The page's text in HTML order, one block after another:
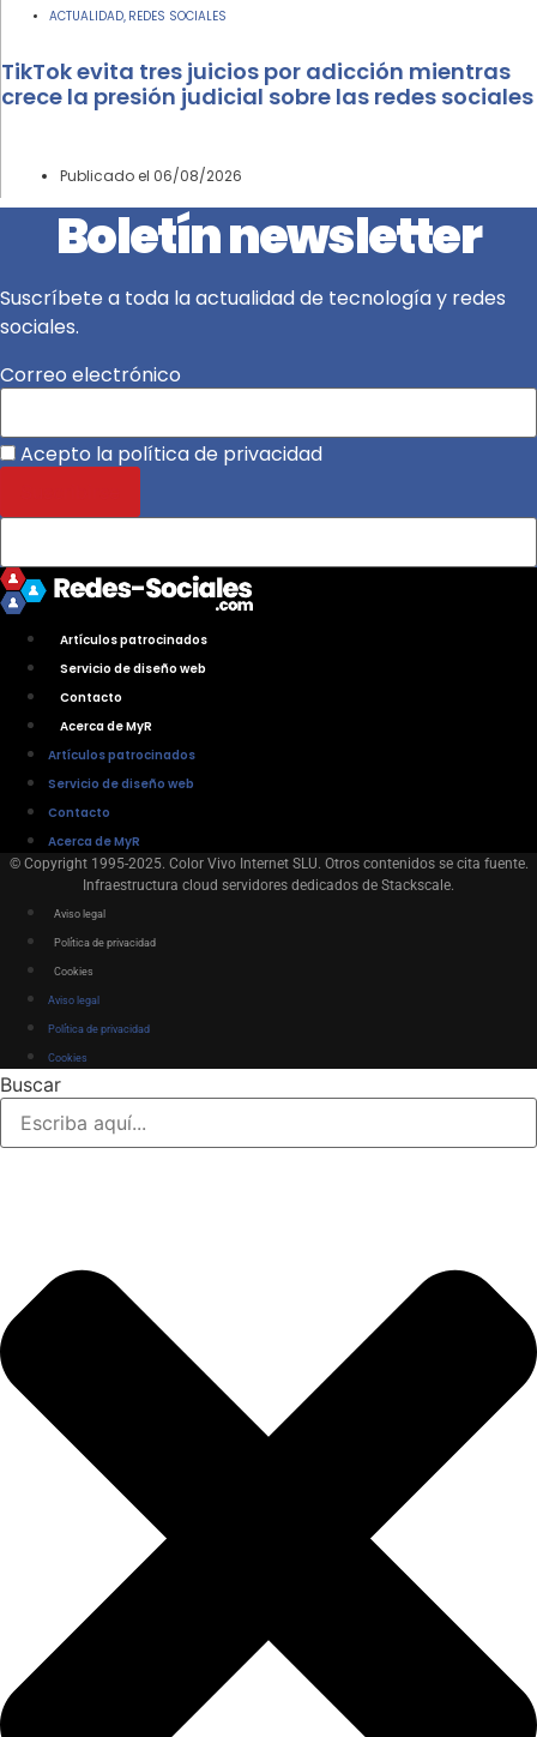
ACTUALIDAD REDES SOCIALES
TikTok evita tres juicios por adicción mientras
crece la presión judicial sobre las redes sociales
Publicado el 06/08/2026
Boletín newsletter
Suscríbete a toda la actualidad de tecnología y redes
sociales.
Correo electrónico
Acepto la política de privacidad
Artículos patrocinados
Servicio de diseño web
Contacto
Acerca de MyR
Artículos patrocinados
Servicio de diseño web
Contacto
Acerca de MyR
© Copyright 1995-2025. Color Vivo Internet SLU. Otros contenidos se cita fuente.
Infraestructura cloud servidores dedicados de Stackscale.
Aviso legal
Política de privacidad
Cookies
Aviso legal
Política de privacidad
Cookies
Buscar